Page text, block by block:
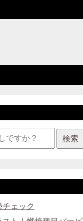
検索
ェック